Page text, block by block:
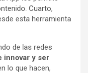
Cuarto,
esta herramienta
de las redes
innovar y ser
lo que hacen,